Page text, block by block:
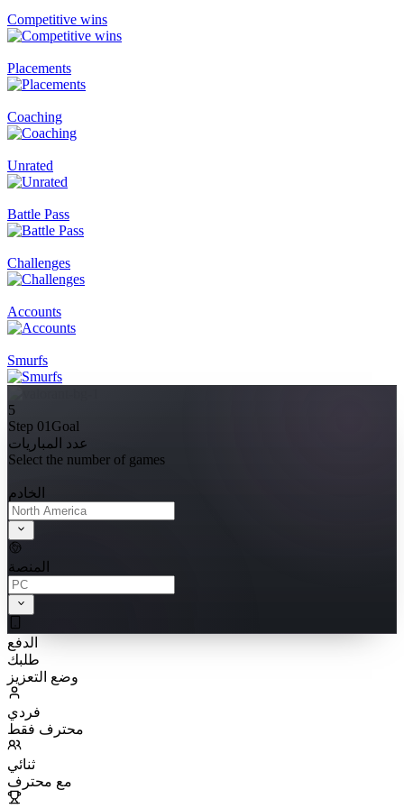
Competitive wins
Placements
Coaching
Unrated
Battle Pass
Challenges
Accounts
Smurfs
5
Step 01 Goal
عدد المباريات
Select the number of games
الخادم
المنصة
الدفع
طلبك
وضع التعزيز
فردي
محترف فقط
ثنائي
مع محترف